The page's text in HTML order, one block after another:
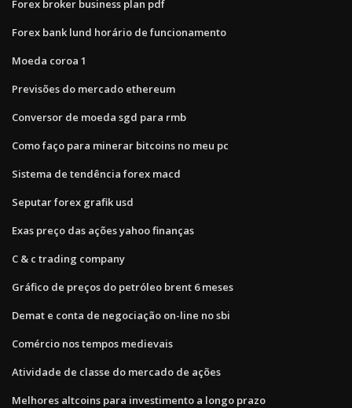
Forex broker business plan pdf
Forex bank lund horário de funcionamento
Moeda coroa 1
Previsões do mercado ethereum
Conversor de moeda sgd para rmb
Como faço para minerar bitcoins no meu pc
Sistema de tendência forex macd
Seputar forex grafik usd
Exas preço das ações yahoo finanças
C & c trading company
Gráfico de preços do petróleo brent 6 meses
Demat e conta de negociação on-line no sbi
Comércio nos tempos medievais
Atividade de classe do mercado de ações
Melhores altcoins para investimento a longo prazo